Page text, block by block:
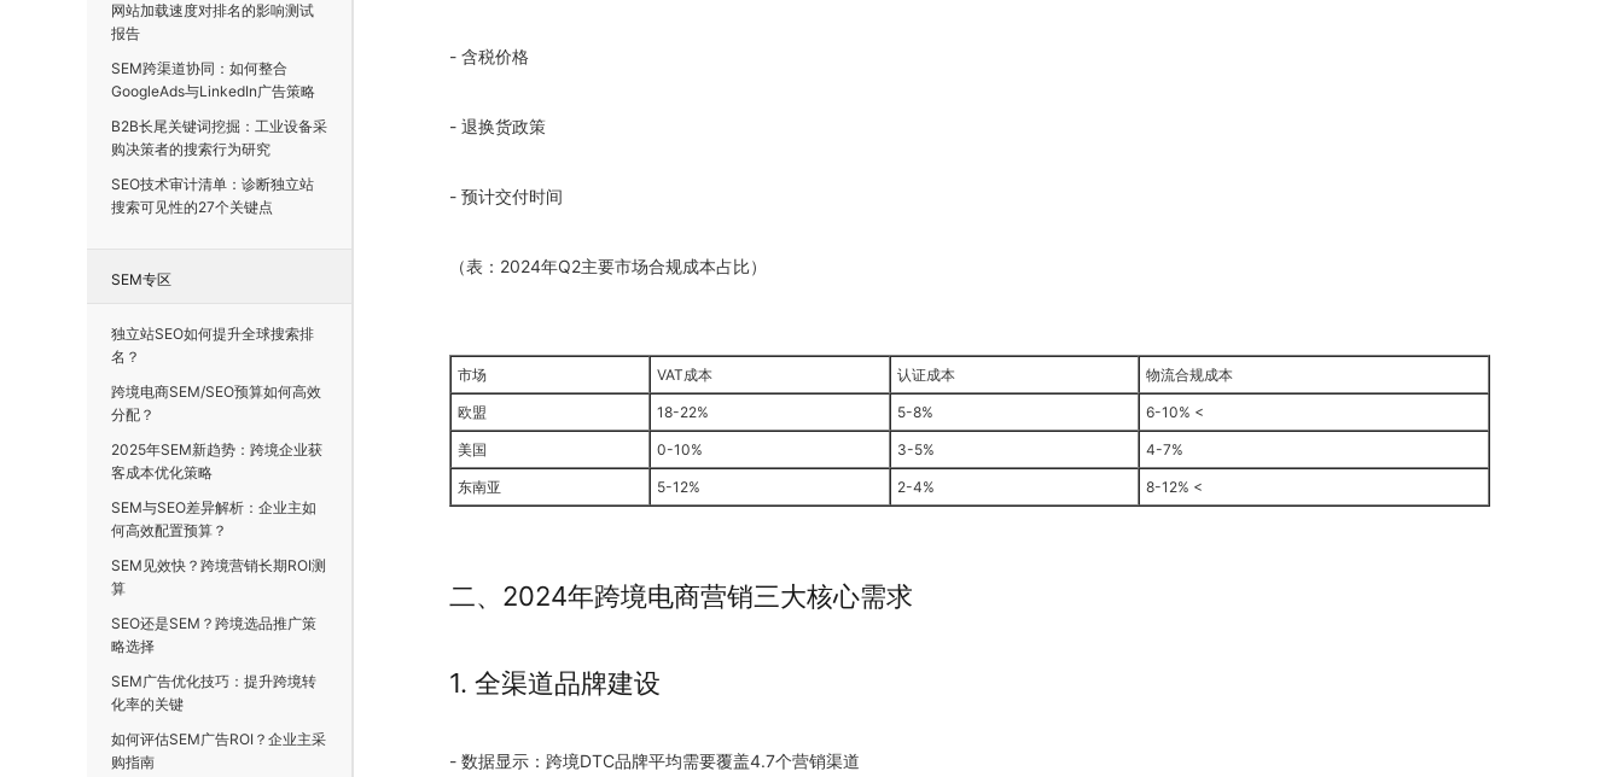
网站加载速度对排名的影响测试
报告
SEM跨渠道协同：如何整合
GoogleAds与LinkedIn广告策略
B2B长尾关键词挖掘：工业设备采
购决策者的搜索行为研究
SEO技术审计清单：诊断独立站
搜索可见性的27个关键点
SEM专区
独立站SEO如何提升全球搜索排
名？
跨境电商SEM/SEO预算如何高效
分配？
2025年SEM新趋势：跨境企业获
客成本优化策略
SEM与SEO差异解析：企业主如
何高效配置预算？
SEM见效快？跨境营销长期ROI测
算
SEO还是SEM？跨境选品推广策
略选择
SEM广告优化技巧：提升跨境转
化率的关键
如何评估SEM广告ROI？企业主采
购指南
- 含税价格
- 退换货政策
- 预计交付时间
（表： 2024年Q2主要市场合规成本占比）
市场 VAT成本 认证成本 物流合规成本
欧盟 18-22% 5-8% 6-10% <
美国 0-10% 3-5% 4-7%
东南亚 5-12% 2-4% 8-12% <
二、 2024年跨境电商营销三大核心需求
1. 全渠道品牌建设
- 数据显示：跨境DTC品牌平均需要覆盖4.7个营销渠道